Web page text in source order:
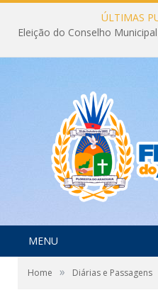
ÚLTIMAS
MENU
Home » Diárias e Passagens